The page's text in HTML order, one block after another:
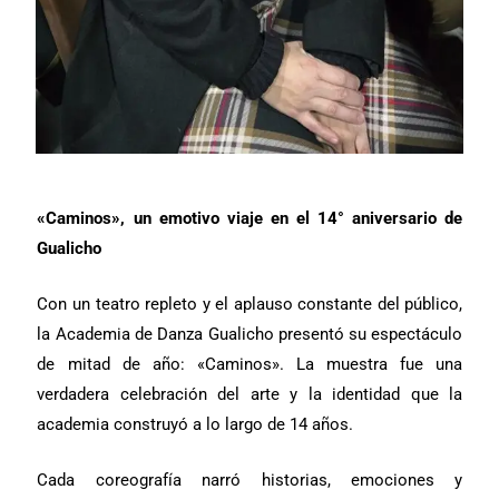
«Caminos», un emotivo viaje en el 14° aniversario de
Gualicho
Con un teatro repleto y el aplauso constante del público,
la Academia de Danza Gualicho presentó su espectáculo
de mitad de año: «Caminos». La muestra fue una
verdadera celebración del arte y la identidad que la
academia construyó a lo largo de 14 años.
Cada coreografía narró historias, emociones y